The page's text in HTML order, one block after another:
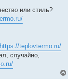
или стиль?
https://teplovtermo.ru/
случайно,